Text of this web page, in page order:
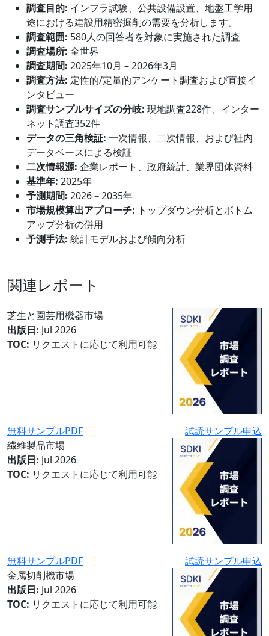
調査目的: インフラ試験、公共設備設置、地盤工学用
途における建設用精密掘削の需要を分析します。
調査範囲: 580人の回答者を対象に実施された調査
調査場所: 全世界
調査期間: 2025年10月 – 2026年3月
調査方法: 定性的/定量的アンケート調査および直接イ
ンタビュー
調査サンプルサイズの分岐: 現地調査228件、インター
ネット調査352件
データの三角検証: 一次情報、二次情報、および社内
データベースによる検証
二次情報源: 企業レポート、政府統計、業界団体資料
基準年: 2025年
予測期間: 2026－2035年
市場規模算出アプローチ: トップダウン分析とボトム
アップ分析の併用
予測手法: 統計モデルおよび傾向分析
関連レポート
芝生と園芸用機器市場
出版日: Jul 2026
TOC: リクエストに応じて利用可能
無料サンプルPDF
試読サンプル申込
繊維製品市場
出版日: Jul 2026
TOC: リクエストに応じて利用可能
無料サンプルPDF
試読サンプル申込
金属切削機市場
出版日: Jul 2026
TOC: リクエストに応じて利用可能